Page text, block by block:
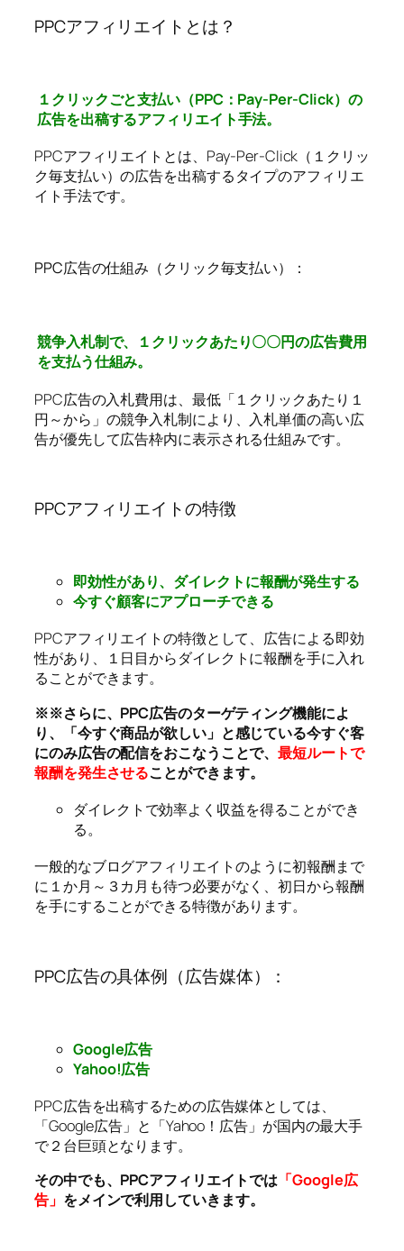
PPCアフィリエイトとは？
１クリックごと支払い（PPC：Pay-Per-Click）の
広告を出稿するアフィリエイト手法。
PPCアフィリエイトとは、Pay-Per-Click（１クリッ
ク毎支払い）の広告を出稿するタイプのアフィリエ
イト手法です。
PPC広告の仕組み（クリック毎支払い）：
競争入札制で、１クリックあたり〇〇円の広告費用
を支払う仕組み。
PPC広告の入札費用は、最低「１クリックあたり１
円～から」の競争入札制により、入札単価の高い広
告が優先して広告枠内に表示される仕組みです。
PPCアフィリエイトの特徴
即効性があり、ダイレクトに報酬が発生する
今すぐ顧客にアプローチできる
PPCアフィリエイトの特徴として、広告による即効
性があり、１日目からダイレクトに報酬を手に入れ
ることができます。
※※さらに、PPC広告のターゲティング機能によ
り、「今すぐ商品が欲しい」と感じている今すぐ客
にのみ広告の配信をおこなうことで、最短ルートで
報酬を発生させることができます。
ダイレクトで効率よく収益を得ることができ
る。
一般的なブログアフィリエイトのように初報酬まで
に１か月～３カ月も待つ必要がなく、初日から報酬
を手にすることができる特徴があります。
PPC広告の具体例（広告媒体）：
Google広告
Yahoo!広告
PPC広告を出稿するための広告媒体としては、
「Google広告」と「Yahoo！広告」が国内の最大手
で２台巨頭となります。
その中でも、PPCアフィリエイトでは 「Google広
告」 をメインで利用していきます。